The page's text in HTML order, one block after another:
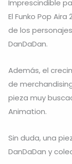
Imprescindible
El Funko Pop
de los
DanDaDan.
Además, el
de
pieza muy
Animation.
Sin duda, una
DanDaDan y